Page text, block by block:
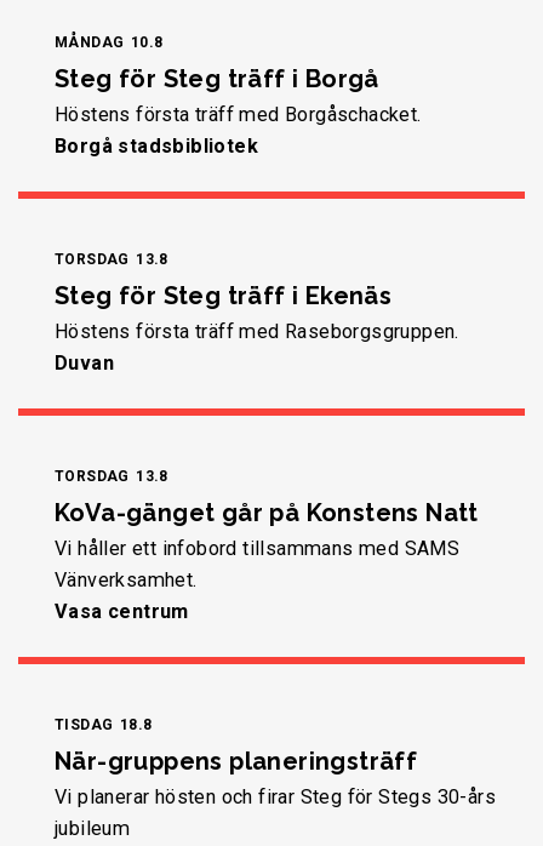
MÅNDAG 10.8
Steg för Steg träff i Borgå
Höstens första träff med Borgåschacket.
Borgå stadsbibliotek
TORSDAG 13.8
Steg för Steg träff i Ekenäs
Höstens första träff med Raseborgsgruppen.
Duvan
TORSDAG 13.8
KoVa-gänget går på Konstens Natt
Vi håller ett infobord tillsammans med SAMS
Vänverksamhet.
Vasa centrum
TISDAG 18.8
När-gruppens planeringsträff
Vi planerar hösten och firar Steg för Stegs 30-års
jubileum